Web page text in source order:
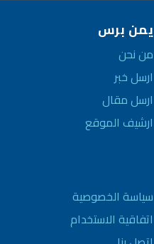
يمن برس
من نحن
ارسل خبر
ارسل مقال
ارشيف الموقع
سياسة الخصوصية
اتفاقية الاستخدام